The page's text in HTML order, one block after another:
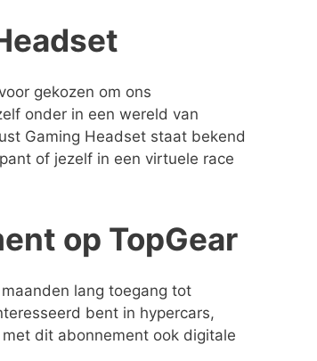
gekozen om ons
onder in een wereld van
Gaming Headset staat bekend
of jezelf in een virtuele race
op TopGear
lang toegang tot
bent in hypercars,
dit abonnement ook digitale